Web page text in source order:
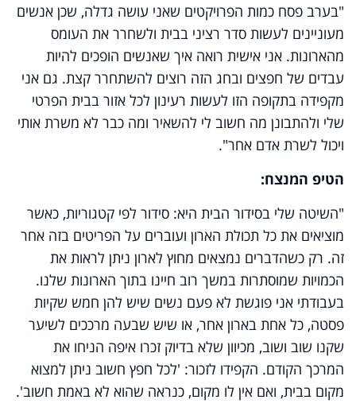
"בערב פסח כמות הפרויקטים שאני עושה גדלה, שכן אנשים
מעוניינים לעשות סדר רציני בבית ולשחרר את העומס
מהארונות. אני אישית רואה איך שאנשים הופכים להיות
עבדים של חפצים ובחג הזה רוצים להשתחרר קצת. גם אני
מקפידה בתקופה הזו לעשות רעינון לכל אזור בבית הפרטי
שלי ולהתבונן מה חשוב לי להשאיר ומה כבר לא משרת אותי
ויכול לשרת אדם אחר".
הטיפ המנצח:
"השיטה שלי בסידור הבית היא: סידור לפי קטגוריות, כאשר
מוציאים את כל תכולת הארון ועוברים על הפריטים בזה אחר
זה. רק כשהדברים נמצאים מחוץ לארון ניתן לראות את
הכמויות שמוסתרות במשך רוב חיינו בתוך הארונות שלנו.
בעבודתי אני פוגשת לא פעם נשים שיש להן חמש שקיות
פסטה, כל אחת בארון אחר, או שיש שבעה מרככים לשיער
שקנו שוב ושוב, מכיוון שלא בדיוק זכרו איפה הניחו את
המרכך הקודם. הקפידו לזכור: 'לכל חפץ חשוב ניתן למצוא
מקום בבית, ואם אין לו מקום, כנראה שהוא לא באמת חשוב'.